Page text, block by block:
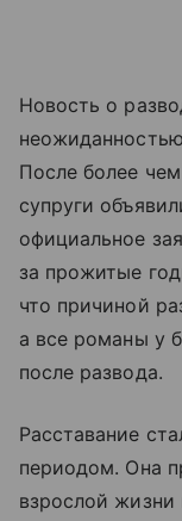
Новость о
После более
супруги
официальное
за прожитые
что причиной
а все романы у
после развода.
Расставание
периодом. Она
взрослой